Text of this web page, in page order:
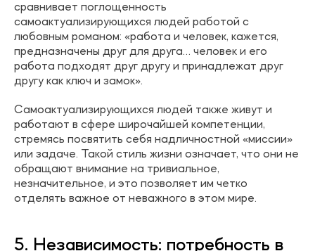
сравнивает поглощенность
самоактуализирующихся людей работой с
любовным романом: «работа и человек, кажется,
предназначены друг для друга… человек и его
работа подходят друг другу и принадлежат друг
другу как ключ и замок».
Самоактуализирующихся людей также живут и
работают в сфере широчайшей компетенции,
стремясь посвятить себя надличностной «миссии»
или задаче. Такой стиль жизни означает, что они не
обращают внимание на тривиальное,
незначительное, и это позволяет им четко
отделять важное от неважного в этом мире.
5. Независимость: потребность в